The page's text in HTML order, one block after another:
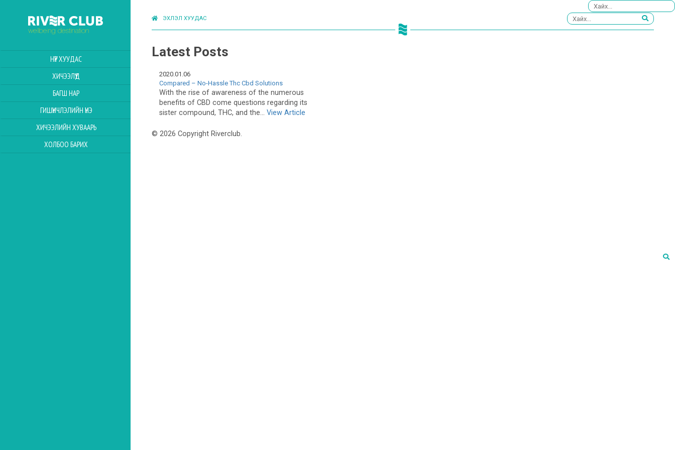
НҮҮР ХУУДАС
ХИЧЭЭЛҮҮД
БАГШ НАР
ГИШҮҮНЧЛЭЛИЙН ҮНЭ
ХИЧЭЭЛИЙН ХУВААРЬ
ХОЛБОО БАРИХ
ЭХЛЭЛ ХУУДАС
Latest Posts
2020.01.06
Compared – No-Hassle Thc Cbd Solutions
With the rise of awareness of the numerous
benefits of CBD come questions regarding its
sister compound, THC, and the... View Article
© 2026 Copyright Riverclub.